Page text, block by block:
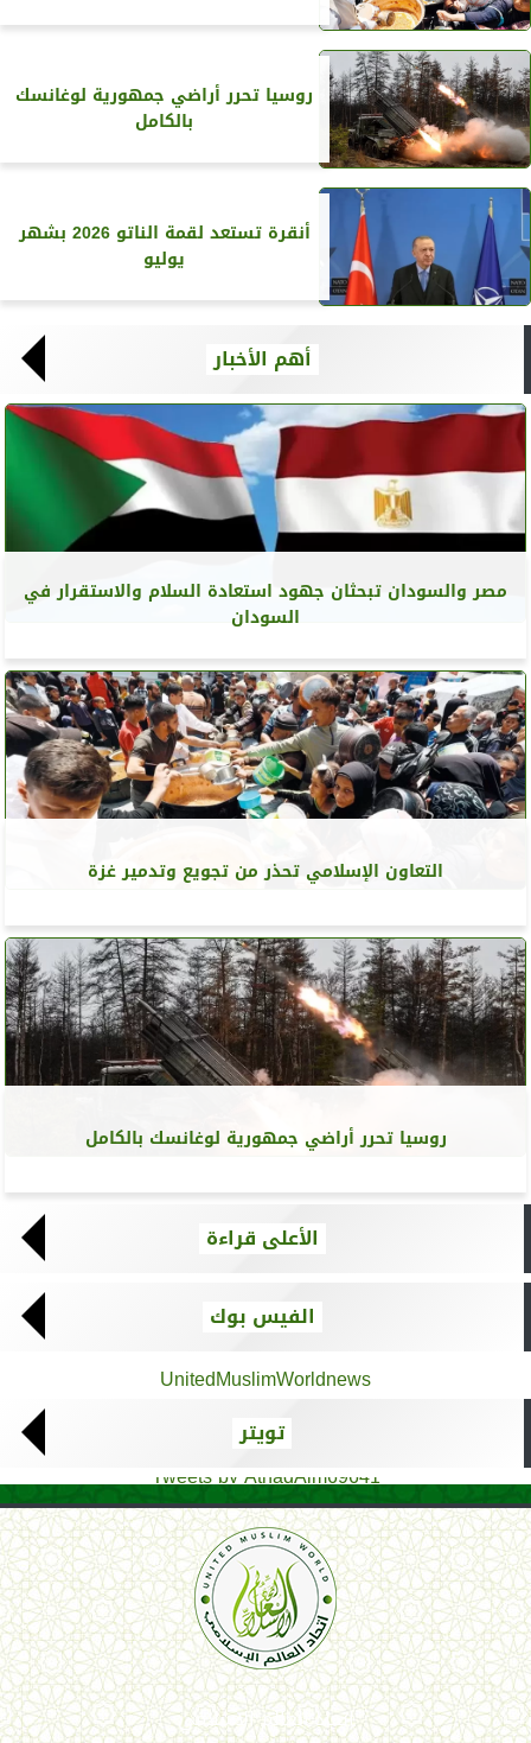
روسيا تحرر أراضي جمهورية لوغانسك
بالكامل
أنقرة تستعد لقمة الناتو 2026 بشهر
يوليو
أهم الأخبار
مصر والسودان تبحثان جهود استعادة السلام والاستقرار في
السودان
التعاون الإسلامي تحذر من تجويع وتدمير غزة
روسيا تحرر أراضي جمهورية لوغانسك بالكامل
الأعلى قراءة
الفيس بوك
UnitedMuslimWorldnews
تويتر
Tweets by AthadAlm69641
اتحاد العالم الإسلامي